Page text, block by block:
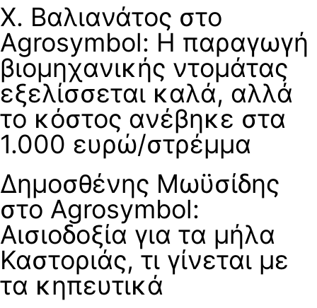
Χ. Βαλιανάτος στο
Agrosymbol: Η παραγωγή
βιομηχανικής ντομάτας
εξελίσσεται καλά, αλλά
το κόστος ανέβηκε στα
1.000 ευρώ/στρέμμα
Δημοσθένης Μωϋσίδης
στο Agrosymbol:
Αισιοδοξία για τα μήλα
Καστοριάς, τι γίνεται με
τα κηπευτικά